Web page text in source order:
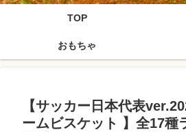
TOP
おもちゃ
【サッカー日本代表
ームビスケット 】全17種